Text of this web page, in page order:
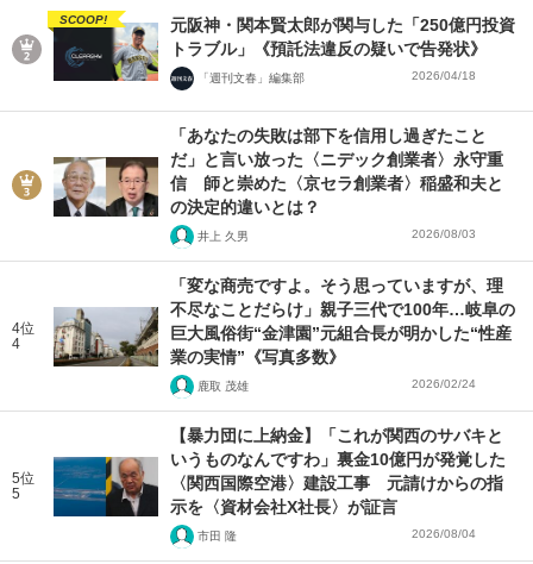
SCOOP!
元阪神・関本賢太郎が関与した「250億円投資
トラブル」《預託法違反の疑いで告発状》
「週刊文春」編集部 2026/04/18
「あなたの失敗は部下を信用し過ぎたこと
だ」と言い放った〈ニデック創業者〉永守重
信 師と崇めた〈京セラ創業者〉稲盛和夫と
の決定的違いとは？
井上 久男 2026/08/03
4位
4
「変な商売ですよ。そう思っていますが、理
不尽なことだらけ」親子三代で100年…岐阜の
巨大風俗街“金津園”元組合長が明かした“性産
業の実情”《写真多数》
鹿取 茂雄 2026/02/24
5位
5
【暴力団に上納金】「これが関西のサバキと
いうものなんですわ」裏金10億円が発覚した
〈関西国際空港〉建設工事 元請けからの指
示を〈資材会社X社長〉が証言
市田 隆 2026/08/04